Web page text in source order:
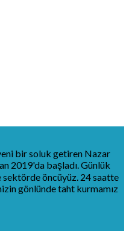
bir soluk getiren Nazar
2019'da başladı. Günlük
sektörde öncüyüz. 24 saatte
gönlünde taht kurmamız